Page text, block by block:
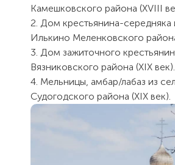
Камешковского района (XVIII
2. Дом крестьянина-середняка
Илькино Меленковского
3. Дом зажиточного
Вязниковского района (XIX век).
4. Мельницы, амбар/лабаз из
Судогодского района (XIX век).